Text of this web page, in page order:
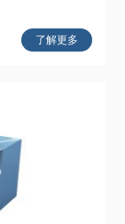
了解更多